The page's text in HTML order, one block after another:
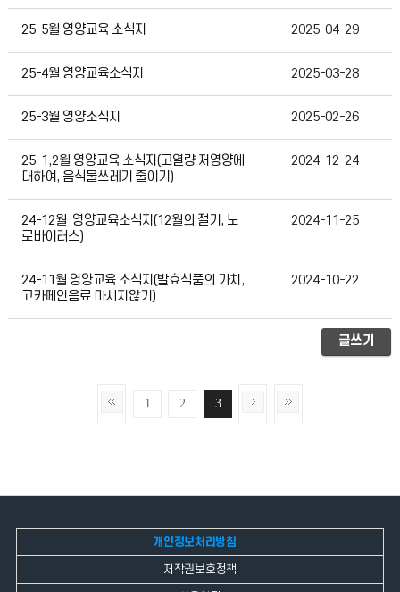
25-5월 영양교육 소식지 2025-04-29
25-4월 영양교육소식지 2025-03-28
25-3월 영양소식지 2025-02-26
25-1,2월 영양교육 소식지(고열량 저영양에
대하여, 음식물쓰레기 줄이기)
2024-12-24
24-12월 영양교육소식지(12월의 절기, 노
로바이러스)
2024-11-25
24-11월 영양교육 소식지(발효식품의 가치,
고카페인음료 마시지않기)
2024-10-22
글쓰기
1 2 3
개인정보처리방침
저작권보호정책